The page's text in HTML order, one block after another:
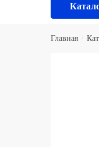
Главная